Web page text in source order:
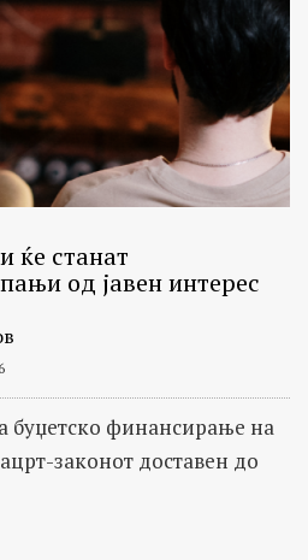
ќе станат
од јавен интерес
буџетско финансирање на
законот доставен до